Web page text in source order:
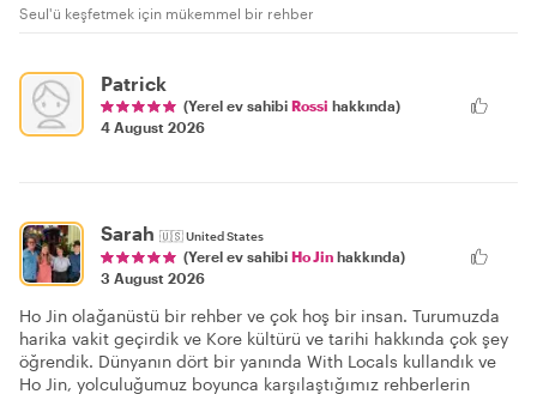
Seul'ü keşfetmek için mükemmel bir rehber
Patrick
(Yerel ev sahibi Rossi hakkında)
4 August 2026
Sarah 🇺🇸United States
(Yerel ev sahibi Ho Jin hakkında)
3 August 2026
Ho Jin olağanüstü bir rehber ve çok hoş bir insan. Turumuzda
harika vakit geçirdik ve Kore kültürü ve tarihi hakkında çok şey
öğrendik. Dünyanın dört bir yanında With Locals kullandık ve
Ho Jin, yolculuğumuz boyunca karşılaştığımız rehberlerin